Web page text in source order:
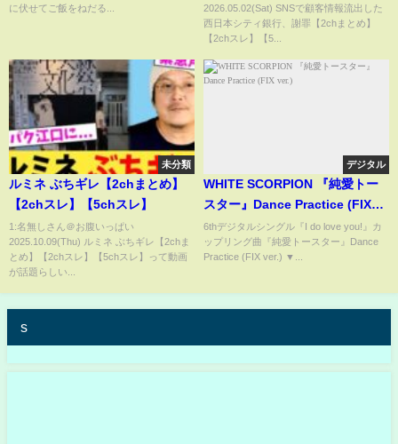
に伏せてご飯をねだる...
2026.05.02(Sat) SNSで顧客情報流出した
西日本シティ銀行、謝罪【2chまとめ】
【2chスレ】【5...
未分類
ルミネ ぶちギレ【2chまとめ】
【2chスレ】【5chスレ】
1:名無しさん＠お腹いっぱい
2025.10.09(Thu) ルミネ ぶちギレ【2chま
とめ】【2chスレ】【5chスレ】って動画
が話題らしい...
デジタル
WHITE SCORPION 『純愛トー
スター』Dance Practice (FIX
ver.)
6thデジタルシングル『I do love you!』カ
ップリング曲『純愛トースター』Dance
Practice (FIX ver.) ▼...
s